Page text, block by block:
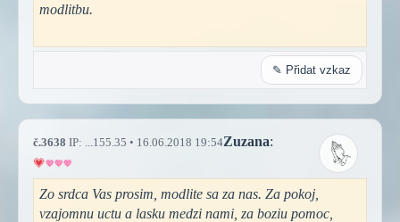
modlitbu.
✎ Přidat vzkaz
č.3638 IP: ...155.35 • 16.06.2018 19:54Zuzana:
Zo srdca Vas prosim, modlite sa za nas. Za pokoj,
vzajomnu uctu a lasku medzi nami, za boziu pomoc,